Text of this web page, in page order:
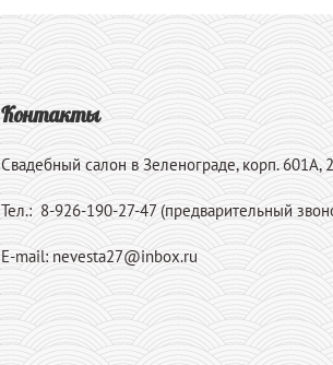
Контакты
Свадебный салон в Зеленограде, корп. 601А,
Тел.: 8-926-190-27-47 (предварительный
E-mail: nevesta27@inbox.ru